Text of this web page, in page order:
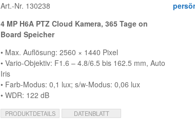
Art.-Nr. 130238
4 MP H6A PTZ Cloud Kamera, 365 Tage on
Board Speicher
• Max. Auflösung: 2560 × 1440 Pixel
• Vario-Objektiv: F1.6 – 4.8/6.5 bis 162.5 mm, Auto
Iris
• Farb-Modus: 0,1 lux; s/w-Modus: 0,06 lux
• WDR: 122 dB
PRODUKTDETAILS
DATENBLATT